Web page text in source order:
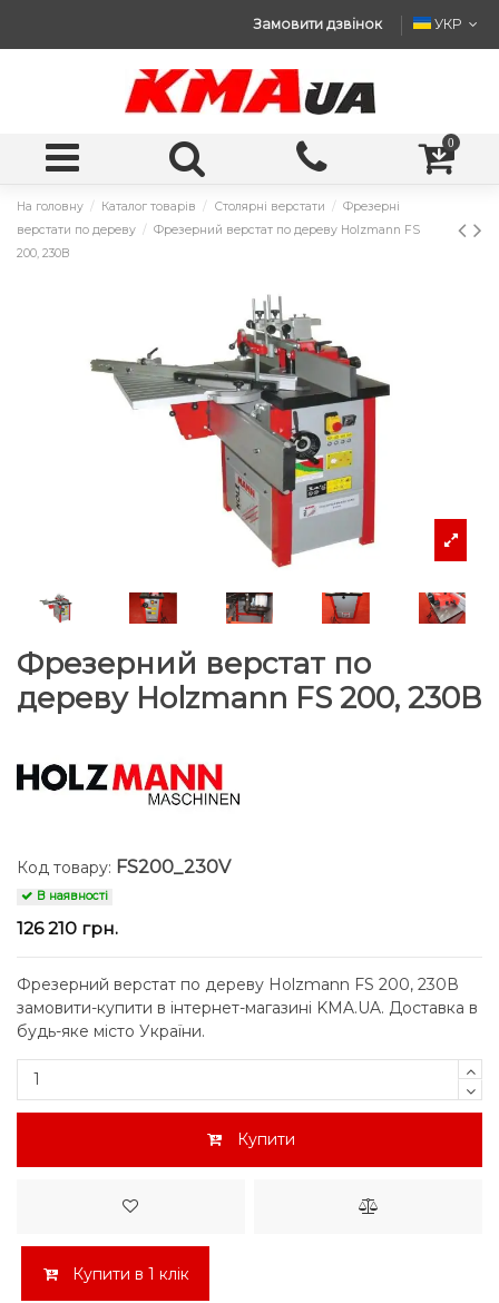
Замовити дзвінок УКР
0
На головну Каталог товарів Столярні верстати
Фрезерні
верстати по дереву
Фрезерний верстат по дереву Holzmann FS
200, 230В
Фрезерний верстат по
дереву Holzmann FS 200, 230В
Код товару: FS200_230V
В наявності
126 210 грн.
Фрезерний верстат по дереву Holzmann FS 200, 230В
замовити-купити в інтернет-магазині KMA.UA. Доставка в
будь-яке місто України.
Купити
Купити в 1 клік